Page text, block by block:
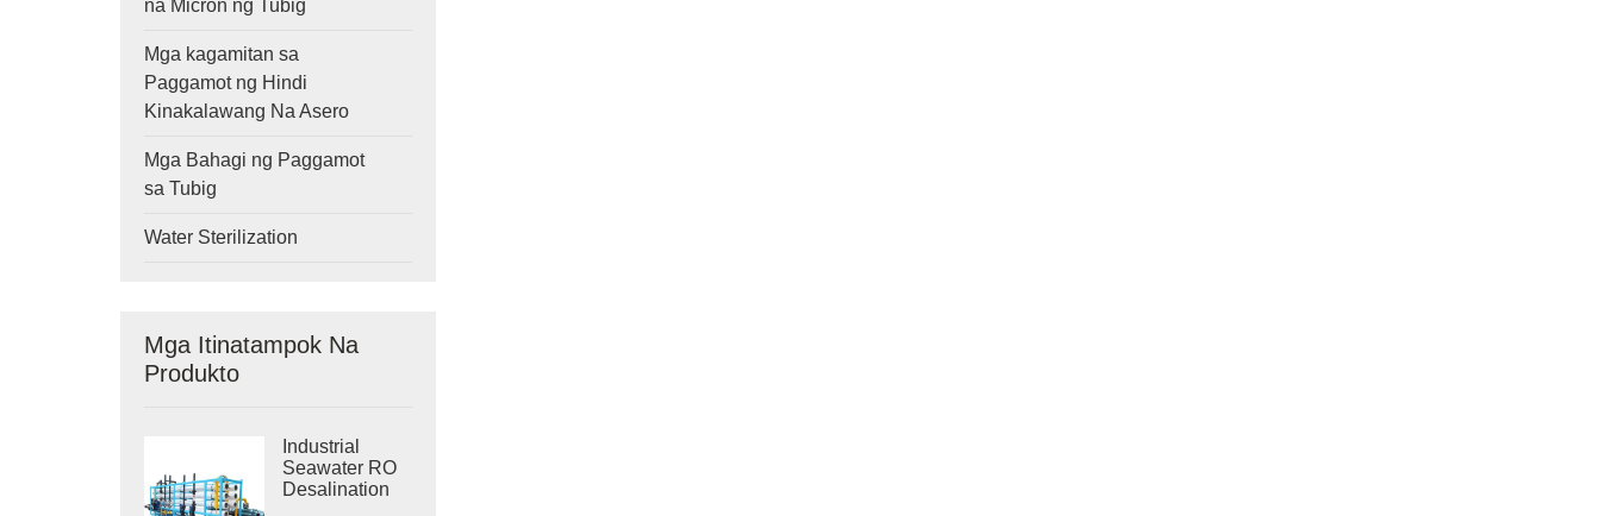
na Micron ng Tubig
Mga kagamitan sa
Paggamot ng Hindi
Kinakalawang Na Asero
Mga Bahagi ng Paggamot
sa Tubig
Water Sterilization
Mga Itinatampok Na
Produkto
Industrial
Seawater RO
Desalination